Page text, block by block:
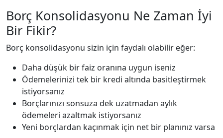
Borç Konsolidasyonu Ne Zaman İyi
Bir Fikir?
Borç konsolidasyonu sizin için faydalı olabilir eğer:
Daha düşük bir faiz oranına uygun iseniz
Ödemelerinizi tek bir kredi altında basitleştirmek
istiyorsanız
Borçlarınızı sonsuza dek uzatmadan aylık
ödemeleri azaltmak istiyorsanız
Yeni borçlardan kaçınmak için net bir planınız varsa